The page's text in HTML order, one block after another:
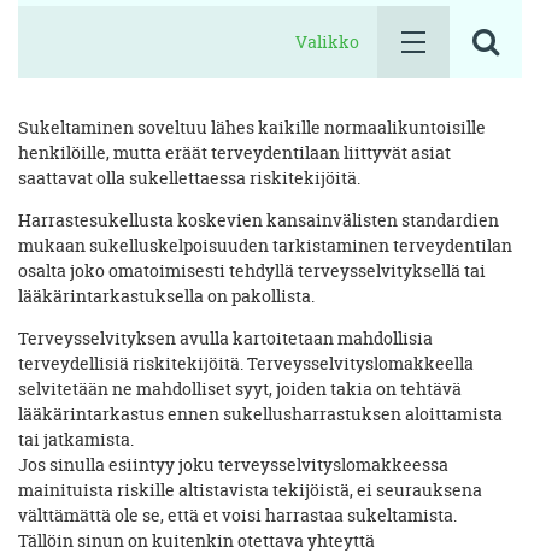
Valikko
Sukeltaminen soveltuu lähes kaikille normaalikuntoisille
henkilöille, mutta eräät terveydentilaan liittyvät asiat
saattavat olla sukellettaessa riskitekijöitä.
Harrastesukellusta koskevien kansainvälisten standardien
mukaan sukelluskelpoisuuden tarkistaminen terveydentilan
osalta joko omatoimisesti tehdyllä terveysselvityksellä tai
lääkärintarkastuksella on pakollista.
Terveysselvityksen avulla kartoitetaan mahdollisia
terveydellisiä riskitekijöitä. Terveysselvityslomakkeella
selvitetään ne mahdolliset syyt, joiden takia on tehtävä
lääkärintarkastus ennen sukellusharrastuksen aloittamista
tai jatkamista.
Jos sinulla esiintyy joku terveysselvityslomakkeessa
mainituista riskille altistavista tekijöistä, ei seurauksena
välttämättä ole se, että et voisi harrastaa sukeltamista.
Tällöin sinun on kuitenkin otettava yhteyttä